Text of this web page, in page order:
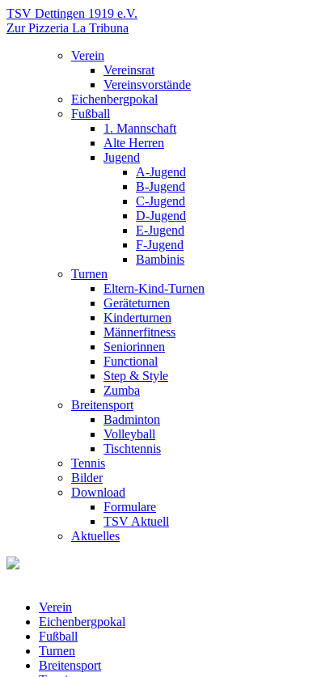
TSV Dettingen 1919 e.V.
Zur Pizzeria La Tribuna
Verein
Vereinsrat
Vereinsvorstände
Eichenbergpokal
Fußball
1. Mannschaft
Alte Herren
Jugend
A-Jugend
B-Jugend
C-Jugend
D-Jugend
E-Jugend
F-Jugend
Bambinis
Turnen
Eltern-Kind-Turnen
Geräteturnen
Kinderturnen
Männerfitness
Seniorinnen
Functional
Step & Style
Zumba
Breitensport
Badminton
Volleyball
Tischtennis
Tennis
Bilder
Download
Formulare
TSV Aktuell
Aktuelles
Verein
Eichenbergpokal
Fußball
Turnen
Breitensport